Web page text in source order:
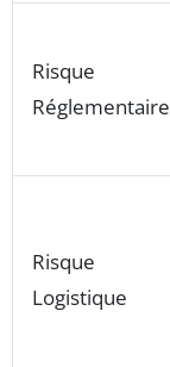
Risque
Réglementaire
Risque
Logistique